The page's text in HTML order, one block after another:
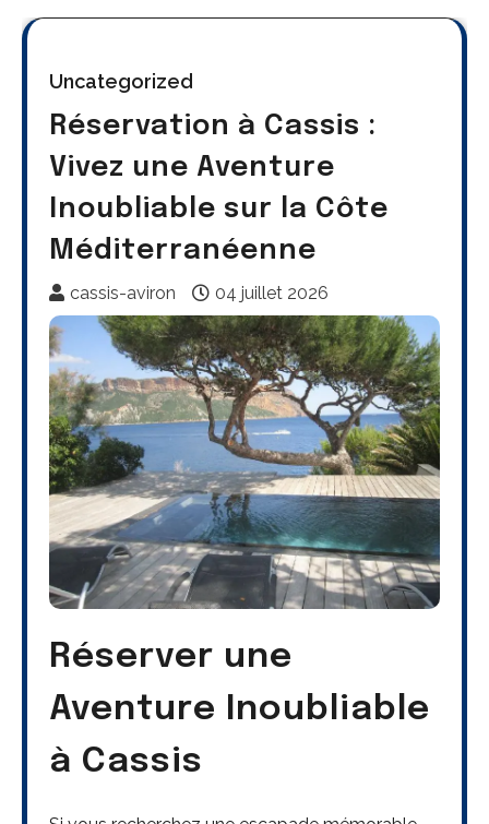
Uncategorized
Réservation à Cassis :
Vivez une Aventure
Inoubliable sur la Côte
Méditerranéenne
cassis-aviron 04 juillet 2026
Réserver une
Aventure Inoubliable
à Cassis